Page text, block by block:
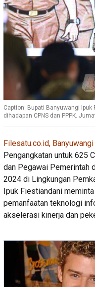
Caption: Bupati Banyuwangi
dihadapan CPNS dan PPPK.
Filesatu.co.id, Banyuwangi
Pengangkatan untuk 625
dan Pegawai Pemerintah
2024 di Lingkungan
Ipuk Fiestiandani
pemanfaatan teknologi
akselerasi kinerja dan